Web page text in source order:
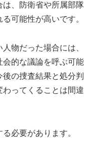
は、防衛省や所属部隊
可能性が高いです。
物だった場合には、
的な議論を呼ぶ可能
の捜査結果と処分判
ってくることは間違
必要があります。